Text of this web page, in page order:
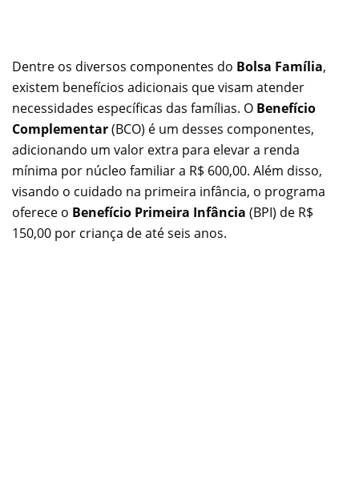
Dentre os diversos componentes do Bolsa Família,
existem benefícios adicionais que visam atender
necessidades específicas das famílias. O Benefício
Complementar(BCO) é um desses componentes,
adicionando um valor extra para elevar a renda
mínima por núcleo familiar a R$ 600,00. Além disso,
visando o cuidado na primeira infância, o programa
oferece o Benefício Primeira Infância (BPI) de R$
150,00 por criança de até seis anos.